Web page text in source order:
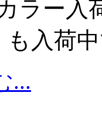
ラー入
も入荷
...